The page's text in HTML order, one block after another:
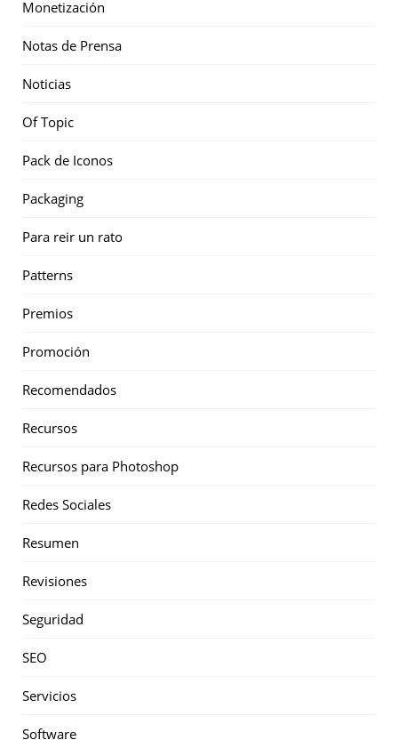
Monetización
Notas de Prensa
Noticias
Of Topic
Pack de Iconos
Packaging
Para reir un rato
Patterns
Premios
Promoción
Recomendados
Recursos
Recursos para Photoshop
Redes Sociales
Resumen
Revisiones
Seguridad
SEO
Servicios
Software